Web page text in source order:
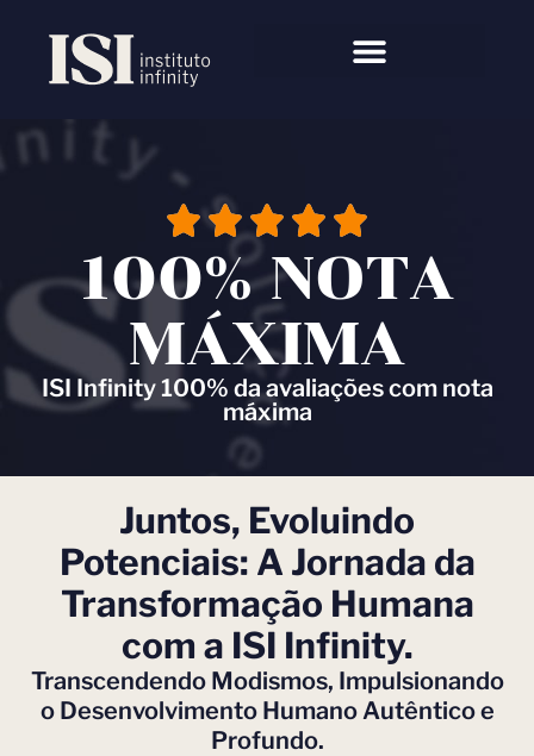
100% NOTA
MÁXIMA
ISI Infinity 100% da avaliações com nota
máxima
Juntos, Evoluindo
Potenciais: A Jornada da
Transformação Humana
com a ISI Infinity.
Transcendendo Modismos, Impulsionando
o Desenvolvimento Humano Autêntico e
Profundo.